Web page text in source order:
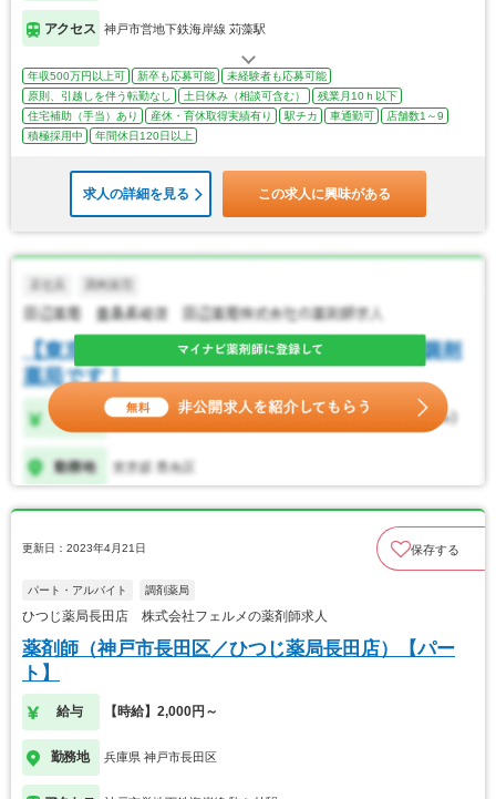
アクセス 神戸市営地下鉄海岸線 苅藻駅
年収500万円以上可 新卒も応募可能
未経験者も応募可能
原則、引越しを伴う転勤なし
土日休み（相談可含む）
残業月10ｈ以下
住宅補助（手当）あり
産休・育休取得実績有り 駅チカ 車通勤可
店舗数1～9
積極採用中
年間休日120日以上
求人の詳細を見る この求人に興味がある
更新日：2023年4月21日 保存する
パート・アルバイト 調剤薬局
ひつじ薬局長田店 株式会社フェルメの薬剤師求人
薬剤師（神戸市長田区／ひつじ薬局長田店）【パー
ト】
給与 【時給】2,000円～
勤務地 兵庫県 神戸市長田区